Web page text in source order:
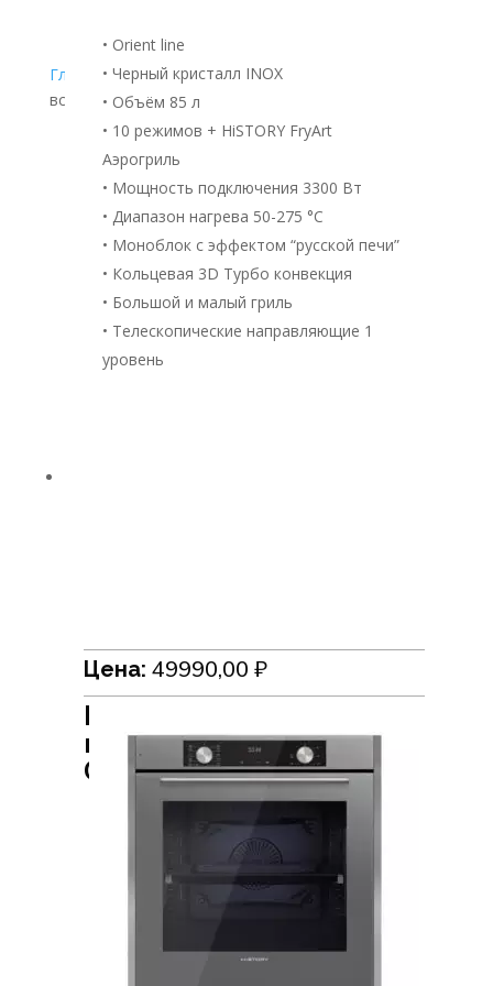
Главная страница»Каталог»Крупнобытовая и
встраиваемая техника
• Orient line
• Черный кристалл INOX
• Объём 85 л
• 10 режимов + HiSTORY FryArt
Аэрогриль
• Мощность подключения 3300 Вт
• Диапазон нагрева 50-275 °С
• Моноблок с эффектом “русской печи”
• Кольцевая 3D Турбо конвекция
• Большой и малый гриль
• Телескопические направляющие 1
уровень
Цена:49990,00₽
Встраиваемый духовой
шкаф HiSTORY
OEP8510P.FGR